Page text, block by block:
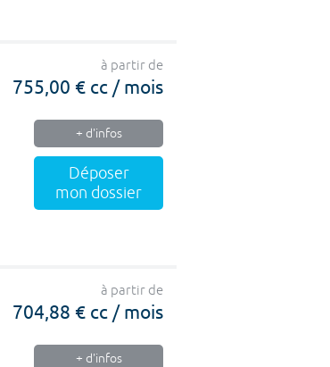
à partir de
755,00 € cc / mois
+ d'infos
Déposer
mon dossier
à partir de
704,88 € cc / mois
+ d'infos